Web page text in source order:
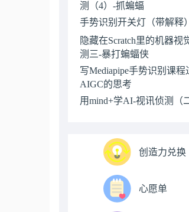
测（4）-抓蝙蝠
手势识别开关灯（带解释）
隐藏在Scratch里的机器视
测三-暴打蝙蝠侠
写Mediapipe手势识别课程
AIGC的思考
用mind+学AI-视讯侦测（
创造力兑换
心愿单